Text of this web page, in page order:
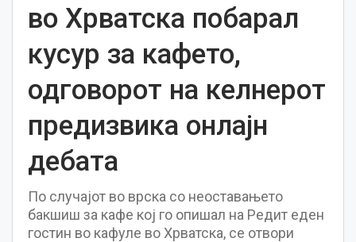
во Хрватска побарал
кусур за кафето,
одговорот на келнерот
предизвика онлајн
дебата
По случајот во врска со неоставањето
бакшиш за кафе кој го опишал на Редит еден
гостин во кафуле во Хрватска, се отвори